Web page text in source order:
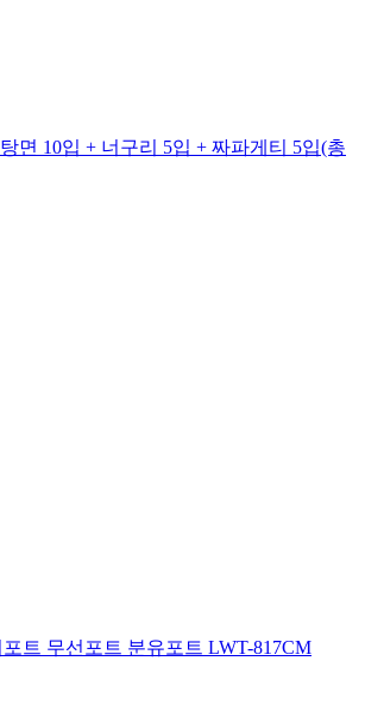
면 10입 + 너구리 5입 + 짜파게티 5입(총
트 무선포트 분유포트 LWT-817CM